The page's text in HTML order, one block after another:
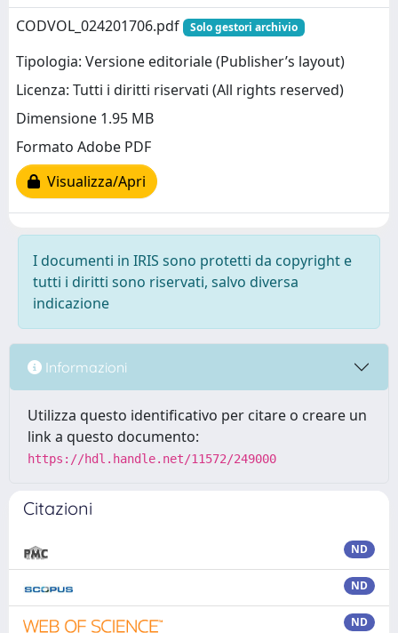
CODVOL_024201706.pdf
Solo gestori archivio
Tipologia: Versione editoriale (Publisher’s layout)
Licenza: Tutti i diritti riservati (All rights reserved)
Dimensione 1.95 MB
Formato Adobe PDF
Visualizza/Apri
I documenti in IRIS sono protetti da copyright e
tutti i diritti sono riservati, salvo diversa
indicazione
Informazioni
Utilizza questo identificativo per citare o creare un
link a questo documento:
https://hdl.handle.net/11572/249000
Citazioni
ND
ND
ND